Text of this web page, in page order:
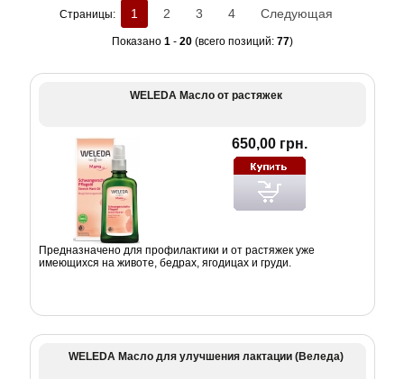
Страницы: 1 2 3 4 Следующая
Показано 1- 20(всего позиций: 77)
WELEDA Масло от растяжек
650,00 грн.
Предназначено для профилактики и от растяжек уже
имеющихся на животе, бедрах, ягодицах и груди.
WELEDA Масло для улучшения лактации (Веледа)